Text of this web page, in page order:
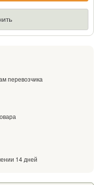
- мы
разницы
перевозчика
14 дней